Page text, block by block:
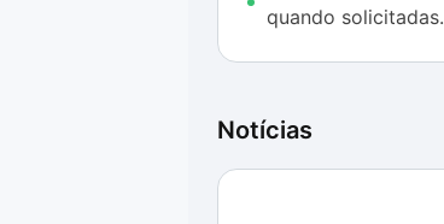
plenamente.
quando solicitadas.
Notícias